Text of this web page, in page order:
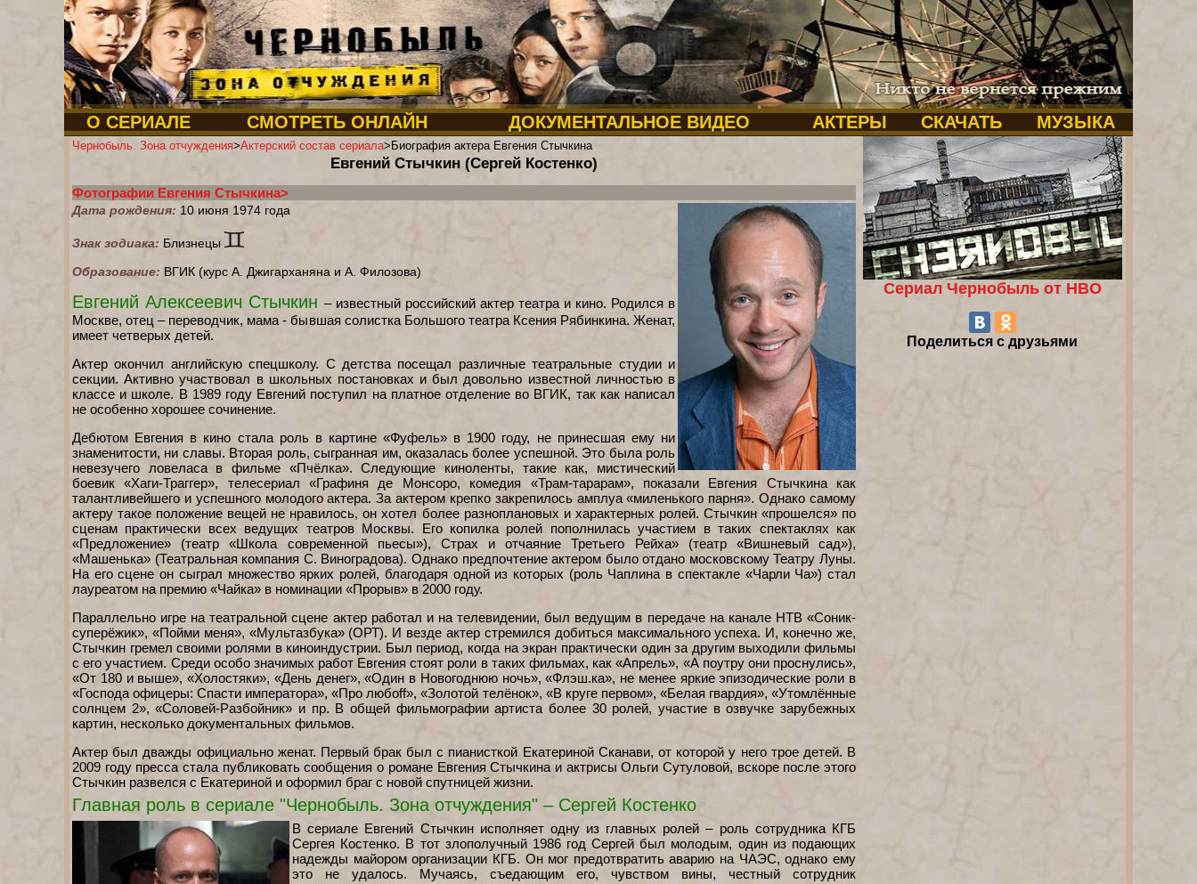
О СЕРИАЛЕ СМОТРЕТЬ ОНЛАЙН ДОКУМЕНТАЛЬНОЕ ВИДЕО АКТЕРЫ СКАЧАТЬ МУЗЫКА
Чернобыль. Зона отчуждения>Актерский состав сериала>Биография актера Евгения Стычкина
Евгений Стычкин (Сергей Костенко)
Фотографии Евгения Стычкина>
Дата рождения: 10 июня 1974 года
Знак зодиака: Близнецы
Образование: ВГИК (курс А. Джигарханяна и А. Филозова)
Евгений Алексеевич Стычкин – известный российский актер театра и кино. Родился в
Москве, отец – переводчик, мама - бывшая солистка Большого театра Ксения Рябинкина. Женат,
имеет четверых детей.
Актер окончил английскую спецшколу. С детства посещал различные театральные студии и
секции. Активно участвовал в школьных постановках и был довольно известной личностью в
классе и школе. В 1989 году Евгений поступил на платное отделение во ВГИК, так как написал
не особенно хорошее сочинение.
Дебютом Евгения в кино стала роль в картине «Фуфель» в 1900 году, не принесшая ему ни
знаменитости, ни славы. Вторая роль, сыгранная им, оказалась более успешной. Это была роль
невезучего ловеласа в фильме «Пчёлка». Следующие киноленты, такие как, мистический
боевик «Хаги-Траггер», телесериал «Графиня де Монсоро, комедия «Трам-тарарам», показали Евгения Стычкина как
талантливейшего и успешного молодого актера. За актером крепко закрепилось амплуа «миленького парня». Однако самому
актеру такое положение вещей не нравилось, он хотел более разноплановых и характерных ролей. Стычкин «прошелся» по
сценам практически всех ведущих театров Москвы. Его копилка ролей пополнилась участием в таких спектаклях как
«Предложение» (театр «Школа современной пьесы»), Страх и отчаяние Третьего Рейха» (театр «Вишневый сад»),
«Машенька» (Театральная компания С. Виноградова). Однако предпочтение актером было отдано московскому Театру Луны.
На его сцене он сыграл множество ярких ролей, благодаря одной из которых (роль Чаплина в спектакле «Чарли Ча») стал
лауреатом на премию «Чайка» в номинации «Прорыв» в 2000 году.
Параллельно игре на театральной сцене актер работал и на телевидении, был ведущим в передаче на канале НТВ «Соник-
суперёжик», «Пойми меня», «Мультазбука» (ОРТ). И везде актер стремился добиться максимального успеха. И, конечно же,
Стычкин гремел своими ролями в киноиндустрии. Был период, когда на экран практически один за другим выходили фильмы
с его участием. Среди особо значимых работ Евгения стоят роли в таких фильмах, как «Апрель», «А поутру они проснулись»,
«От 180 и выше», «Холостяки», «День денег», «Один в Новогоднюю ночь», «Флэш.ка», не менее яркие эпизодические роли в
«Господа офицеры: Спасти императора», «Про любоff», «Золотой телёнок», «В круге первом», «Белая гвардия», «Утомлённые
солнцем 2», «Соловей-Разбойник» и пр. В общей фильмографии артиста более 30 ролей, участие в озвучке зарубежных
картин, несколько документальных фильмов.
Актер был дважды официально женат. Первый брак был с пианисткой Екатериной Сканави, от которой у него трое детей. В
2009 году пресса стала публиковать сообщения о романе Евгения Стычкина и актрисы Ольги Сутуловой, вскоре после этого
Стычкин развелся с Екатериной и оформил браг с новой спутницей жизни.
Главная роль в сериале "Чернобыль. Зона отчуждения" – Сергей Костенко
В сериале Евгений Стычкин исполняет одну из главных ролей – роль сотрудника КГБ
Сергея Костенко. В тот злополучный 1986 год Сергей был молодым, один из подающих
надежды майором организации КГБ. Он мог предотвратить аварию на ЧАЭС, однако ему
это не удалось. Мучаясь, съедающим его, чувством вины, честный сотрудник
Сериал Чернобыль от HBO
Поделиться с друзьями